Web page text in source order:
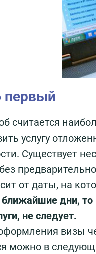
первый
считается
услугу
Существует
от даты, на
дни, то
не следует.
визы
можно в